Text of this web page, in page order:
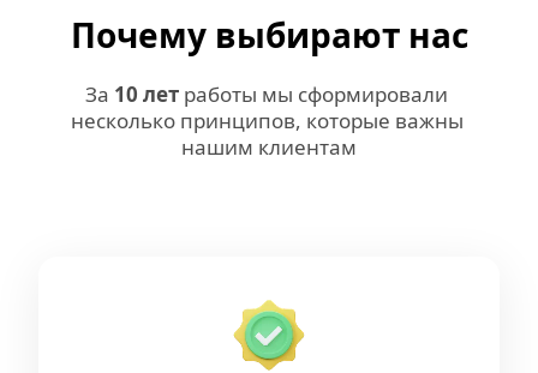
Почему выбирают нас
За 10 лет работы мы сформировали
несколько принципов, которые важны
нашим клиентам